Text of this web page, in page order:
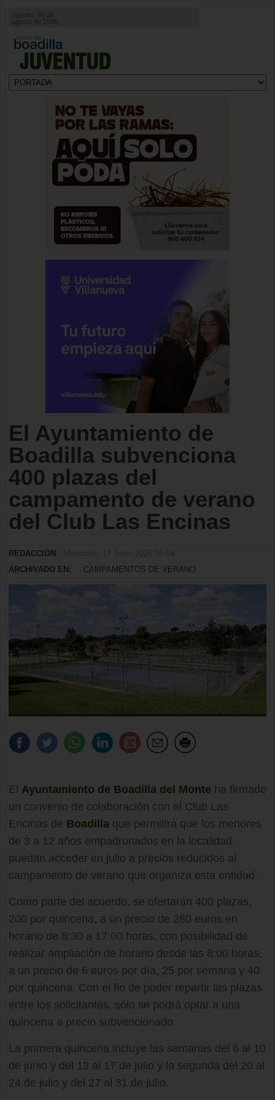
JUVENTUD
agosto de 2026
El Ayuntamiento de
Boadilla subvenciona
400 plazas del
campamento de verano
del Club Las Encinas
REDACCIÓN
ARCHIVADO EN:
CAMPAMENTOS DE VERANO
El Ayuntamiento de Boadilla del Monte ha firmado
un convenio de colaboración con el Club Las
Encinas de Boadilla que permitirá que los menores
de 3 a 12 años empadronados en la localidad
puedan acceder en julio a precios reducidos al
campamento de verano que organiza esta entidad.
Como parte del acuerdo, se ofertarán 400 plazas,
200 por quincena, a un precio de 280 euros en
horario de 8:30 a 17:00 horas, con posibilidad de
realizar ampliación de horario desde las 8:00 horas,
a un precio de 6 euros por día, 25 por semana y 40
por quincena. Con el fin de poder repartir las plazas
entre los solicitantes, sólo se podrá optar a una
quincena a precio subvencionado.
La primera quincena incluye las semanas del 6 al 10
de junio y del 13 al 17 de julio y la segunda del 20 al
24 de julio y del 27 al 31 de julio.